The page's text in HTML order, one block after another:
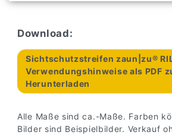
Download:
Sichtschutzstreifen zaun|zu®
Verwendungshinweise als PDF
Herunterladen
Alle Maße sind ca.-Maße. Farben
Bilder sind Beispielbilder. Verkauf